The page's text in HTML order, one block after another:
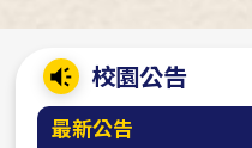
校園公告
最新公告